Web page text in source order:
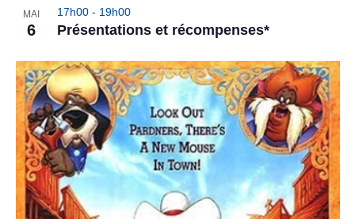
MAI
6
17h00 - 19h00
Présentations et récompenses*